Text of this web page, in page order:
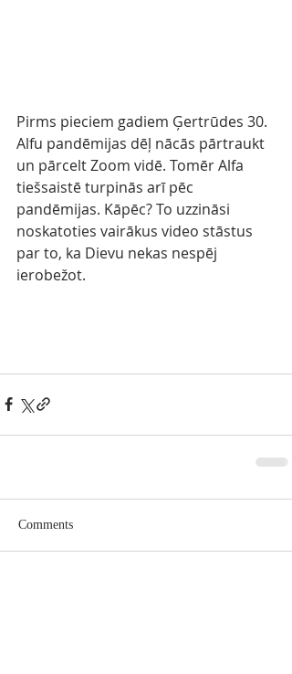
Pirms pieciem gadiem Ģertrūdes 30.
Alfu pandēmijas dēļ nācās pārtraukt
un pārcelt Zoom vidē. Tomēr Alfa
tiešsaistē turpinās arī pēc
pandēmijas. Kāpēc? To uzzināsi
noskatoties vairākus video stāstus
par to, ka Dievu nekas nespēj
ierobežot.
Comments